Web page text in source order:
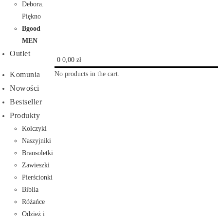
Debora.
Piękno
Bgood
MEN
Outlet
Komunia
Nowości
Bestseller
Produkty
Kolczyki
Naszyjniki
Bransoletki
Zawieszki
Pierścionki
Biblia
Różańce
Odzież i
0 0,00 zł
No products in the cart.